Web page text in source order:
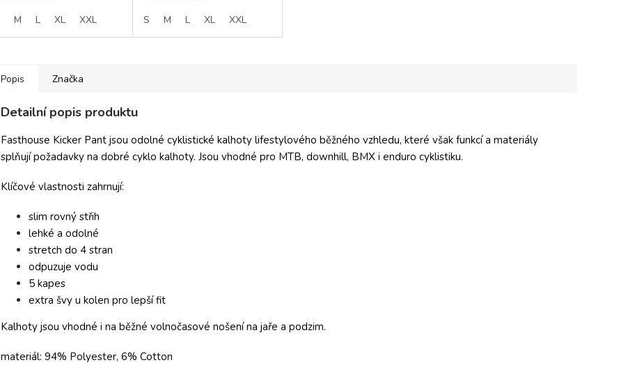
M L XL XXL S M L XL XXL
Popis Značka
Detailní popis produktu
Fasthouse Kicker Pant jsou odolné cyklistické kalhoty lifestylového běžného vzhledu, které však funkcí a materiály
splňují požadavky na dobré cyklo kalhoty. Jsou vhodné pro MTB, downhill, BMX i enduro cyklistiku.
Klíčové vlastnosti zahrnují:
slim rovný střih
lehké a odolné
stretch do 4 stran
odpuzuje vodu
5 kapes
extra švy u kolen pro lepší fit
Kalhoty jsou vhodné i na běžné volnočasové nošení na jaře a podzim.
materiál: 94% Polyester, 6% Cotton